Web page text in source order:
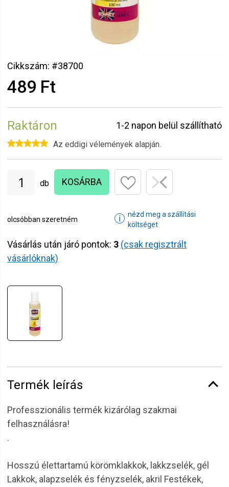
Cikkszám: #38700
489 Ft
Raktáron 1-2 napon belül szállítható
Az eddigi vélemények alapján.
db KOSÁRBA
olcsóbban szeretném ℹ
nézd meg a szállítási
költséget
Vásárlás után járó pontok: 3 (csak regisztrált
vásárlóknak)
Termék leírás
Professzionális termék kizárólag szakmai
felhasználásra!
.
Hosszú élettartamú körömklakkok, lakkzselék, gél
Lakkok, alapzselék és fényzselék, akril Festékek,